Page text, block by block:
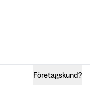
Företagskund?